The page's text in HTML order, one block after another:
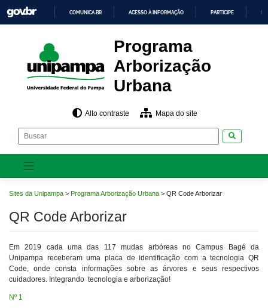
para
o
O
CONTEÚDO
COMUNICA BR ACESSO À INFORMAÇÃO PARTICIPE
Programa
Arborização
Urbana
Alto contraste Mapa do site
Sites da Unipampa > Programa Arborização Urbana > QR Code Arborizar
QR Code Arborizar
Em 2019 cada uma das 117 mudas arbóreas no Campus Bagé da
Unipampa receberam uma placa de identificação com a tecnologia QR
Code, onde consta informações sobre as árvores e seus respectivos
cuidadores. Integrando tecnologia e arborização!
Nº 1